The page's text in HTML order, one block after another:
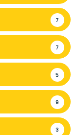
7
7
5
9
3